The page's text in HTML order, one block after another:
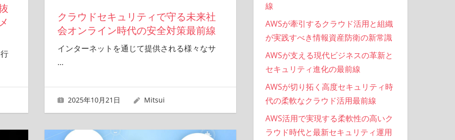
クラウドセキュリティで守る未来社
会オンライン時代の安全対策最前線
インターネットを通じて提供される様々なサ
…
2025年10月21日 Mitsui
線
AWSが牽引するクラウド活用と組織
が実践すべき情報資産防衛の新常識
AWSが支える現代ビジネスの革新と
セキュリティ進化の最前線
AWSが切り拓く高度セキュリティ時
代の柔軟なクラウド活用最前線
AWS活用で実現する柔軟性の高いク
ラウド時代と最新セキュリティ運用